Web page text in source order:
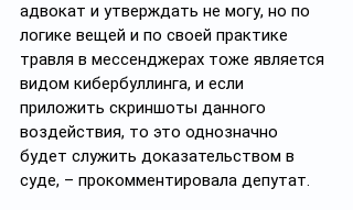
адвокат и утверждать не могу, но по
логике вещей и по своей практике
травля в мессенджерах тоже является
видом кибербуллинга, и если
приложить скриншоты данного
воздействия, то это однозначно
будет служить доказательством в
суде, – прокомментировала депутат.